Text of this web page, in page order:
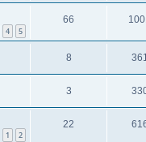
4 5
66
8
3
1 2
22